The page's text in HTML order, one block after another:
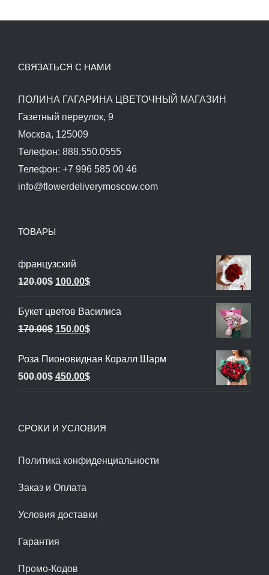
СВЯЗАТЬСЯ С НАМИ
ПОЛИНА ГАГАРИНА ЦВЕТОЧНЫЙ МАГАЗИН
Газетный переулок, 9
Москва, 125009
Телефон: 888.550.0555
Телефон: +7 996 585 00 46
info@flowerdeliverymoscow.com
ТОВАРЫ
французский
120.00$ Первоначальная
составляла
120.00$.
100.00$Текущая
100.00$.
Букет цветов Василиса
170.00$ Первоначальная
составляла
170.00$.
150.00$Текущая
150.00$.
Роза Пионовидная Коралл Шарм
500.00$ Первоначальная
500.00$.
450.00$Текущая
СРОКИ И УСЛОВИЯ
Политика конфиденциальности
Заказ и Оплата
Условия доставки
Гарантия
Промо-Кодов